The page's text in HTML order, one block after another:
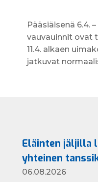
Pääsiäisenä 6.4.
vauvauinnit ovat
11.4. alkaen
jatkuvat
Eläinten jäljilla
yhteinen
06.08.2026